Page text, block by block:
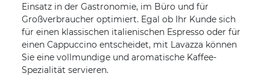
Einsatz in der Gastronomie, im Büro und für
Großverbraucher optimiert. Egal ob Ihr Kunde sich
für einen klassischen italienischen Espresso oder für
einen Cappuccino entscheidet, mit Lavazza können
Sie eine vollmundige und aromatische Kaffee-
Spezialität servieren.